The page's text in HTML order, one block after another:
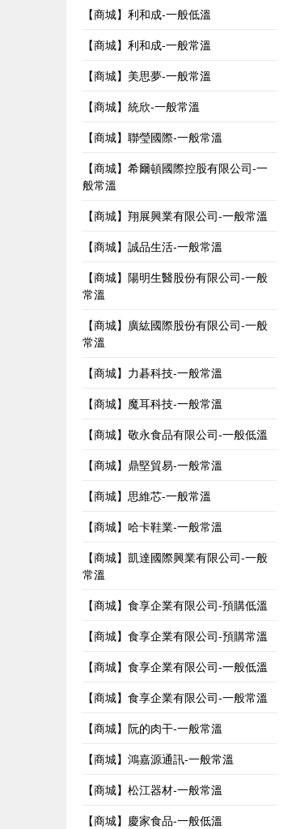
【商城】利和成-一般低溫
【商城】利和成-一般常溫
【商城】美思夢-一般常溫
【商城】統欣-一般常溫
【商城】聯瑩國際-一般常溫
【商城】希爾頓國際控股有限公司-一
般常溫
【商城】翔展興業有限公司-一般常溫
【商城】誠品生活-一般常溫
【商城】陽明生醫股份有限公司-一般
常溫
【商城】廣紘國際股份有限公司-一般
常溫
【商城】力碁科技-一般常溫
【商城】魔耳科技-一般常溫
【商城】敬永食品有限公司-一般低溫
【商城】鼎堅貿易-一般常溫
【商城】思維芯-一般常溫
【商城】哈卡鞋業-一般常溫
【商城】凱達國際興業有限公司-一般
常溫
【商城】食享企業有限公司-預購低溫
【商城】食享企業有限公司-預購常溫
【商城】食享企業有限公司-一般低溫
【商城】食享企業有限公司-一般常溫
【商城】阮的肉干-一般常溫
【商城】鴻嘉源通訊-一般常溫
【商城】松江器材-一般常溫
【商城】慶家食品-一般低溫